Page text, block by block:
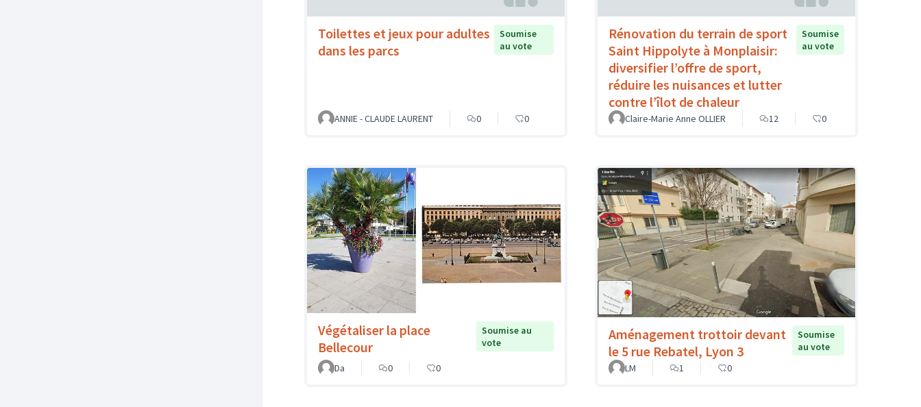
Toilettes et jeux pour adultes
dans les parcs
Soumise
au vote
ANNIE - CLAUDE LAURENT 0 0
Rénovation du terrain de sport
Saint Hippolyte à Monplaisir:
diversifier l’offre de sport,
réduire les nuisances et lutter
contre l’îlot de chaleur
Soumise
au vote
Claire-Marie Anne OLLIER 12 0
Végétaliser la place
Bellecour
Soumise au
vote
Da 0 0
Aménagement trottoir devant
le 5 rue Rebatel, Lyon 3
Soumise
au vote
LM
1 0